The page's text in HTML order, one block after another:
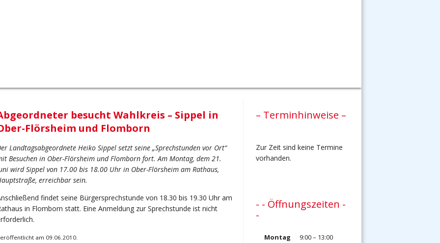
besucht Wahlkreis – Sippel in
Flörsheim und Flomborn
Landtagsabgeordnete Heiko Sippel setzt seine „Sprechstunden vor Ort“
Besuchen in Ober-Flörsheim und Flomborn fort. Am Montag, dem 21.
wird Sippel von 17.00 bis 18.00 Uhr in Ober-Flörsheim am Rathaus,
erreichbar sein.
findet seine Bürgersprechstunde von 18.30 bis 19.30 Uhr am
in Flomborn statt. Eine Anmeldung zur Sprechstunde ist nicht
am 09.06.2010.
– Terminhinweise –
Zur Zeit sind keine Termine
vorhanden.
- - Öffnungszeiten -
-
Montag
9:00 – 13:00